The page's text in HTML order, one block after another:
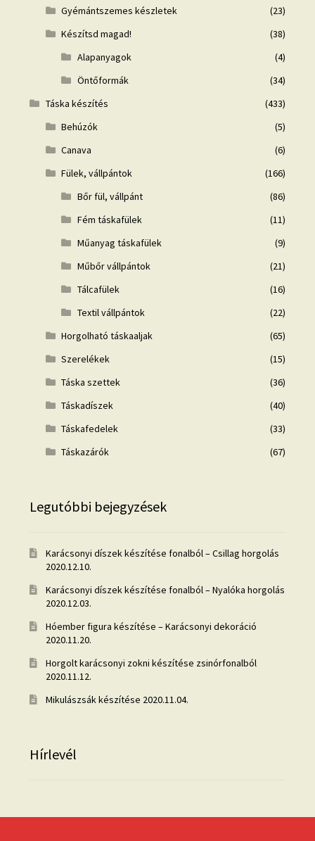
Gyémántszemes készletek
(23)
Készítsd magad!
(38)
Alapanyagok
(4)
Öntőformák
(34)
Táska készítés
(433)
Behúzók
(5)
Canava
(6)
Fülek, vállpántok
(166)
Bőr fül, vállpánt
(86)
Fém táskafülek
(11)
Műanyag táskafülek
(9)
Műbőr vállpántok
(21)
Tálcafülek
(16)
Textil vállpántok
(22)
Horgolható táskaaljak
(65)
Szerelékek
(15)
Táska szettek
(36)
Táskadíszek
(40)
Táskafedelek
(33)
Táskazárók
(67)
Legutóbbi bejegyzések
Karácsonyi díszek készítése fonalból – Csillag horgolás
2020.12.10.
Karácsonyi díszek készítése fonalból – Nyalóka horgolás
2020.12.03.
Hóember figura készítése – Karácsonyi dekoráció
2020.11.20.
Horgolt karácsonyi zokni készítése zsinórfonalból
2020.11.12.
Mikulászsák készítése 2020.11.04.
Hírlevél